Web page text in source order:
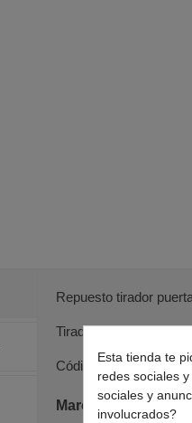
Repuesto tirador
Tirador puerta de
Código original:
Marcas y modelos
Esta tienda te
redes sociales
sociales y
involucrados?